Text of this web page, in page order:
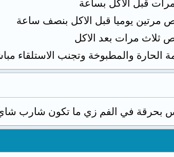
الحارة والمطبوخة وتجنب الاستلقاء
بحرقة في الفم زي ما تكون شارب